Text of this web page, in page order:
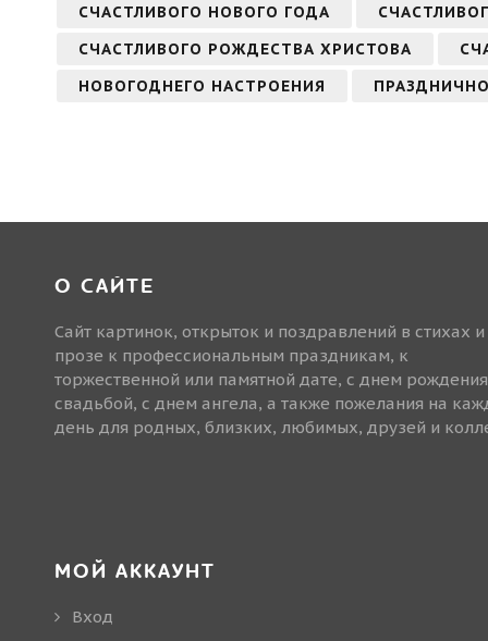
СЧАСТЛИВОГО НОВОГО ГОДА
СЧАСТЛИВОГО РОЖДЕСТВА ХРИСТОВА
НОВОГОДНЕГО НАСТРОЕНИЯ
О САЙТЕ
Сайт картинок, открыток и поздравлений в стихах и
прозе к профессиональным праздникам, к
торжественной или памятной дате, с днем
свадьбой, с днем ангела, а также пожелания на
день для родных, близких, любимых, друзей и
МОЙ АККАУНТ
Вход